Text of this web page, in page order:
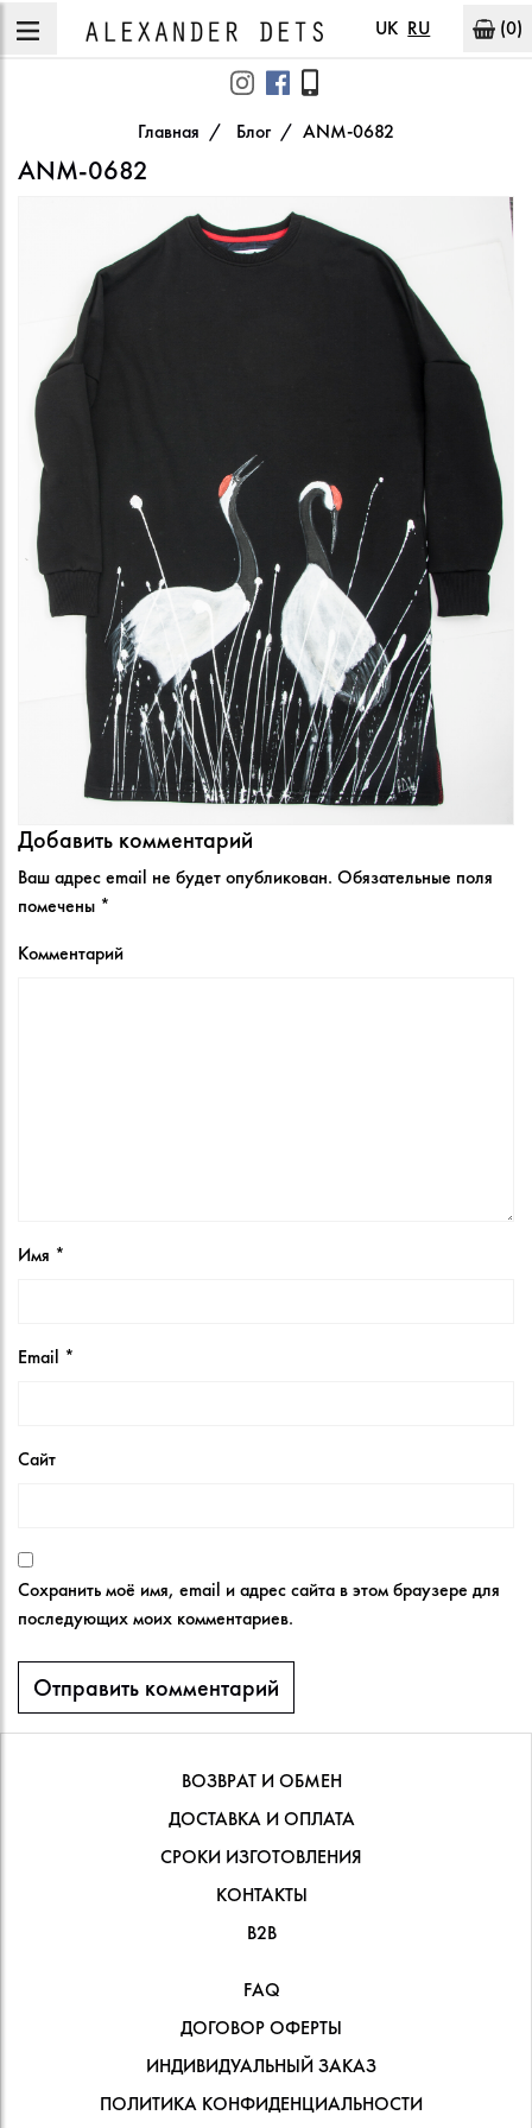
UK RU (0)
Главная Блог ANM-0682
ANM-0682
Добавить комментарий
Ваш адрес email не будет опубликован. Обязательные поля
помечены *
Комментарий
Имя *
Email *
Сайт
Сохранить моё имя, email и адрес сайта в этом браузере для
последующих моих комментариев.
ВОЗВРАТ И ОБМЕН
ДОСТАВКА И ОПЛАТА
СРОКИ ИЗГОТОВЛЕНИЯ
КОНТАКТЫ
В2В
FAQ
ДОГОВОР ОФЕРТЫ
ИНДИВИДУАЛЬНЫЙ ЗАКАЗ
ПОЛИТИКА КОНФИДЕНЦИАЛЬНОСТИ